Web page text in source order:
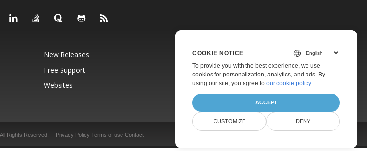
New Releases
Pricing
Free Support
Paid Support
Websites About
All Rights Reserved. Privacy Policy Terms of use Contact
COOKIE NOTICE
To provide you with the best experience, we use
cookies for personalization, analytics, and ads. By
using our site, you agree to our cookie policy.
ACCEPT
CUSTOMIZE DENY